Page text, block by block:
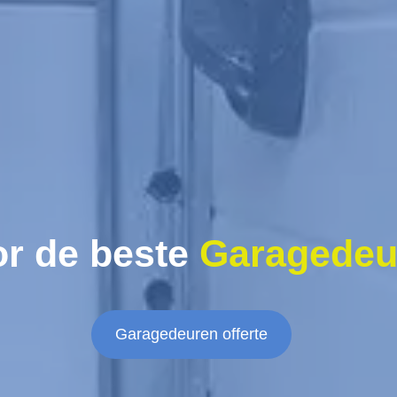
de beste
Garagedeuren offerte